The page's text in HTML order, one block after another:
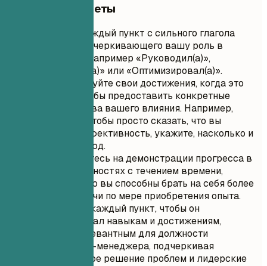
Короткие советы
Начинайте каждый пункт с сильного глагола
действия, подчеркивающего вашу роль в
достижении, например «Руководил(а)»,
«Разработал(а)» или «Оптимизировал(а)».
Квантифицируйте свои достижения, когда это
возможно, чтобы предоставить конкретные
доказательства вашего влияния. Например,
вместо того чтобы просто сказать, что вы
повысили эффективность, укажите, насколько и
за какой период.
Сосредоточьтесь на демонстрации прогресса в
ваших обязанностях с течением времени,
показывая, что вы способны брать на себя более
сложные задачи по мере приобретения опыта.
Адаптируйте каждый пункт, чтобы он
соответствовал навыкам и достижениям,
наиболее релевантным для должности
Ассистента IT-менеджера, подчеркивая
стратегическое решение проблем и лидерские